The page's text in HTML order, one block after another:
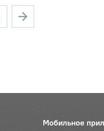
Мобильное